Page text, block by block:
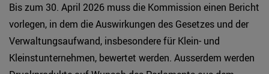
Bis zum 30. April 2026 muss die Kommission einen Bericht
vorlegen, in dem die Auswirkungen des Gesetzes und der
Verwaltungsaufwand, insbesondere für Klein- und
Kleinstunternehmen, bewertet werden. Ausserdem werden